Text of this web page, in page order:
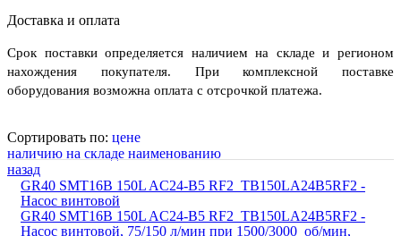
Доставка и оплата
Срок поставки определяется наличием на складе и регионом
нахождения покупателя. При комплексной поставке
оборудования возможна оплата с отсрочкой платежа.
Сортировать по: цене
наличию на складе наименованию
назад
GR40 SMT16B 150L AC24-B5 RF2_TB150LA24B5RF2 -
Насос винтовой
GR40 SMT16B 150L AC24-B5 RF2_TB150LA24B5RF2 -
Насос винтовой, 75/150 л/мин при 1500/3000 об/мин,